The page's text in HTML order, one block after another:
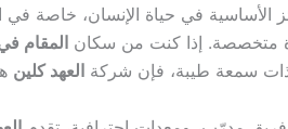
الأساسية في حياة الإنسان، خاصة في
متخصصة. إذا كنت من سكان المقام
سمعة طيبة، فإن شركة العهد كلين